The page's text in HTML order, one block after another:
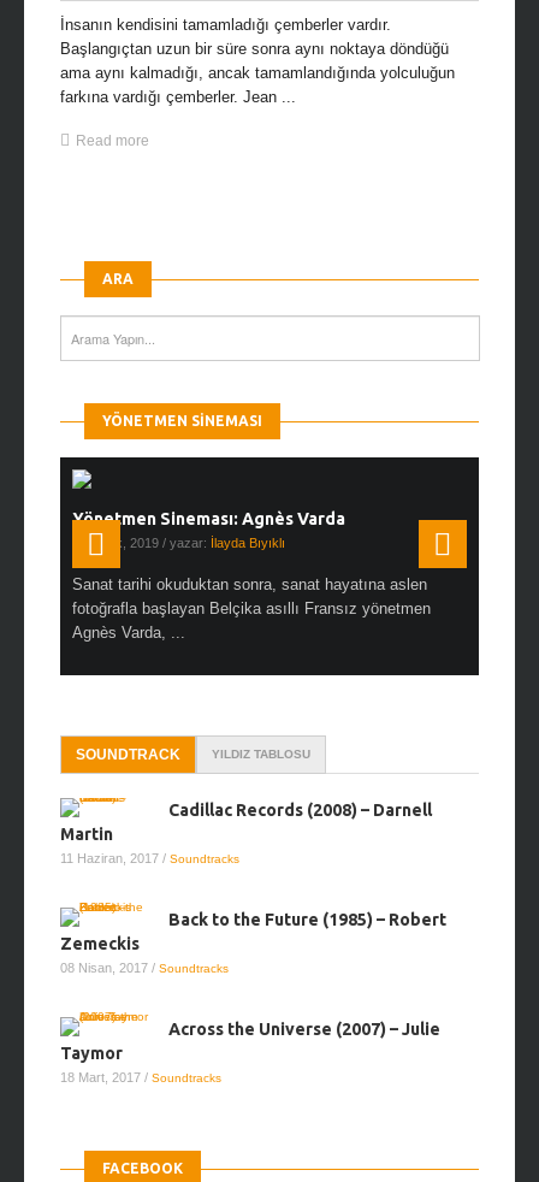
İnsanın kendisini tamamladığı çemberler vardır.
Başlangıçtan uzun bir süre sonra aynı noktaya döndüğü
ama aynı kalmadığı, ancak tamamlandığında yolculuğun
farkına vardığı çemberler. Jean ...
Read more
ARA
YÖNETMEN SINEMASI
Yönetmen Sineması: Agnès Varda
19 Ocak, 2019 / yazar: İlayda Bıyıklı
Sanat tarihi okuduktan sonra, sanat hayatına aslen
fotoğrafla başlayan Belçika asıllı Fransız yönetmen
Agnès Varda, ...
SOUNDTRACK YILDIZ TABLOSU
Cadillac Records (2008) – Darnell
Martin
11 Haziran, 2017 / Soundtracks
Back to the Future (1985) – Robert
Zemeckis
08 Nisan, 2017 / Soundtracks
Across the Universe (2007) – Julie
Taymor
18 Mart, 2017 / Soundtracks
FACEBOOK